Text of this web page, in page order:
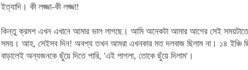
ইত্যাদি। কী লজ্জা-কী লজ্জা!
কিন্তু ক্রমশ এখন এখানে আমার ভাল লাগছে। আমি অনেকটা আমার আগের সেই
সময়। আহ, সেইসব দিন! অবশ্য তখন আমরা এখনকার মত দলবাজ ছিলাম না। ১৪ ইঞ্চি
বাড়ালেই অন্যজনকে ছুঁয়ে দিতে পারি, 'এই পাগলা, তোকে ছুঁয়ে দিলাম'।